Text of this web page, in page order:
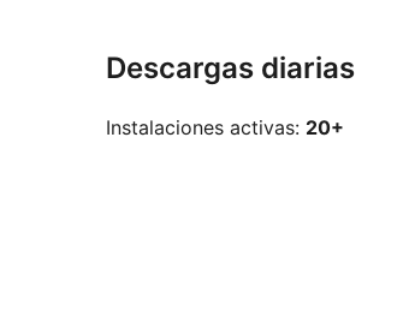
Descargas diarias
Instalaciones activas: 20+